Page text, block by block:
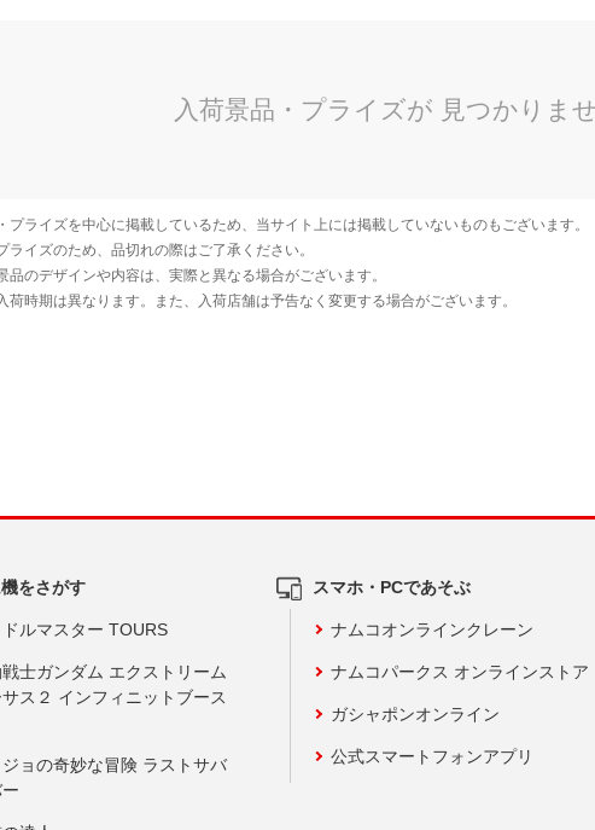
をさがす
ルマスター TOURS
士ガンダム エクストリーム
ス２ インフィニットブース
ョの奇妙な冒険 ラストサバ
スマホ・PCであそぶ
ナムコオンラインクレーン
ナムコパークス オンラインストア
ガシャポンオンライン
公式スマートフォンアプリ